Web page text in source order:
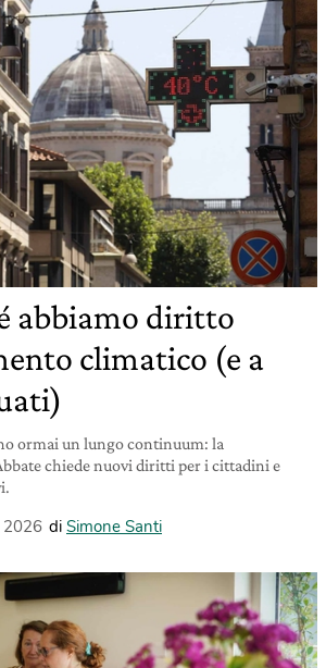
abbiamo diritto
climatico (e a
ormai un lungo continuum: la
chiede nuovi diritti per i cittadini e
2026 di Simone Santi